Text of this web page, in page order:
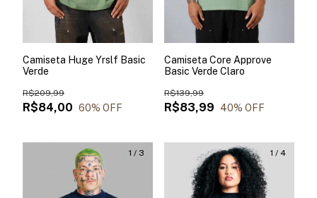
Camiseta Huge Yrslf Basic
Verde
R$84,00
R$209,99
60% OFF
Camiseta Core Approve
Basic Verde Claro
R$83,99
R$139,99
40% OFF
1 / 3 1 / 4